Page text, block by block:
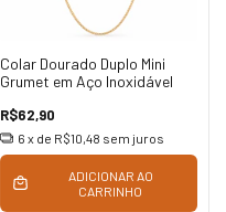
Colar Dourado Duplo Mini
Grumet em Aço Inoxidável
R$62,90
6 x de R$10,48 sem juros
ADICIONAR AO
CARRINHO